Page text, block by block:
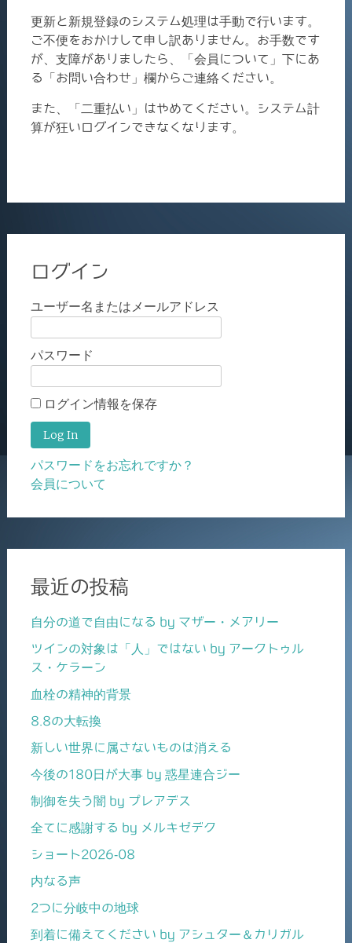
更新と新規登録のシステム処理は手動で行います。
ご不便をおかけして申し訳ありません。お手数です
が、支障がありましたら、「会員について」下にあ
る「お問い合わせ」欄からご連絡ください。
また、「二重払い」はやめてください。システム計
算が狂いログインできなくなります。
ログイン
ユーザー名またはメールアドレス
パスワード
ログイン情報を保存
パスワードをお忘れですか？
会員について
最近の投稿
自分の道で自由になる by マザー・メアリー
ツインの対象は「人」ではない by アークトゥル
ス・ケラーン
血栓の精神的背景
8.8の大転換
新しい世界に属さないものは消える
今後の180日が大事 by 惑星連合ジー
制御を失う闇 by プレアデス
全てに感謝する by メルキゼデク
ショート2026-08
内なる声
2つに分岐中の地球
到着に備えてください by アシュター＆カリガル